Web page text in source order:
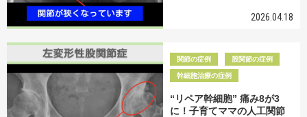
2026.04.18
関節の症例 股関節の症例
幹細胞治療の症例
“リペア幹細胞” 痛み8が3
に！子育てママの人工関節